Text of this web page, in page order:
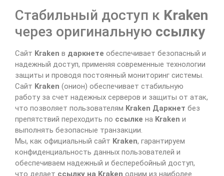
Стабильный доступ к Kraken
через оригинальную ссылку
Сайт Kraken в даркнете обеспечивает безопасный и
надежный доступ, применяя современные технологии
защиты и проводя постоянный мониторинг системы.
Сайт Kraken (онион) обеспечивает стабильную
работу за счет надежных серверов и защиты от атак,
что позволяет пользователям Kraken Даркнет без
препятствий переходить по ссылке на Kraken и
выполнять безопасные транзакции.
Мы, как официальный сайт Kraken, гарантируем
конфиденциальность данных пользователей и
обеспечиваем надежный и бесперебойный доступ,
что делает ссылку на Kraken одним из наиболее